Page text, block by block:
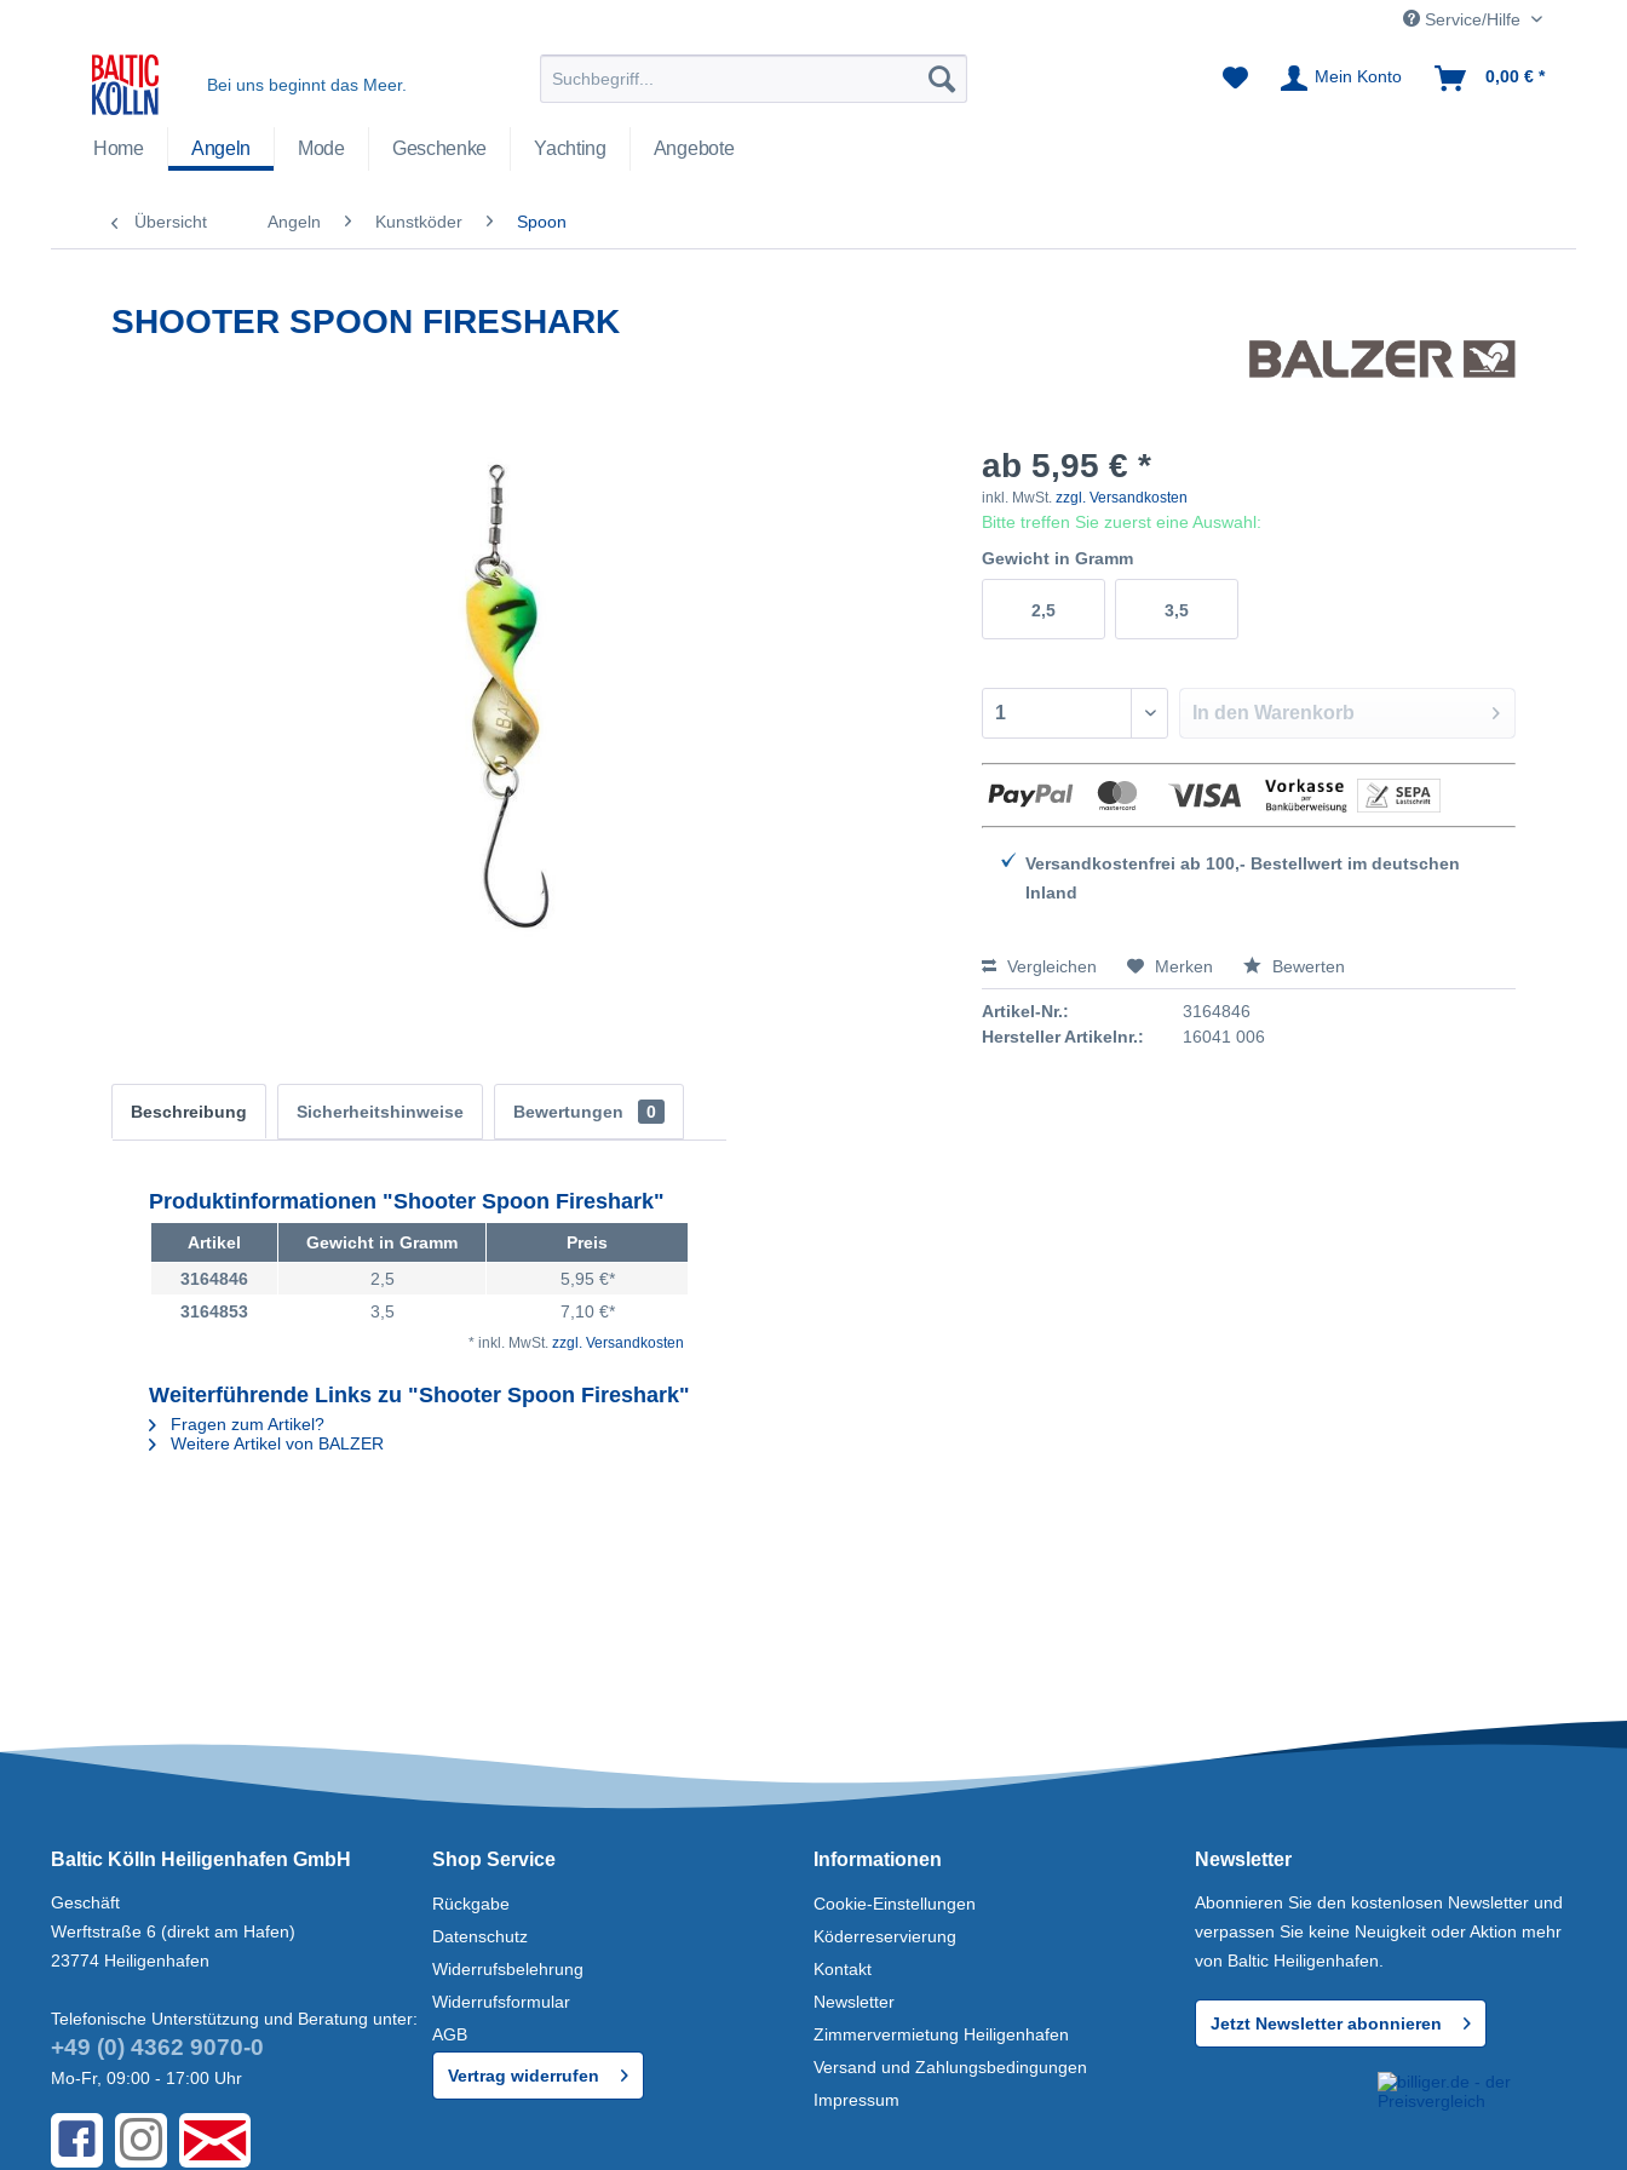
Service/Hilfe
Bei uns beginnt das Meer. Mein Konto 0,00 € *
Home Angeln Mode Geschenke Yachting Angebote
Übersicht Angeln Kunstköder Spoon
SHOOTER SPOON FIRESHARK
ab 5,95 € *
inkl. MwSt.zzgl. Versandkosten
Bitte treffen Sie zuerst eine Auswahl:
Gewicht in Gramm
2,5 3,5
In den Warenkorb
Versandkostenfrei ab 100,- Bestellwert im deutschen
Inland
Vergleichen Merken Bewerten
Artikel-Nr.:
3164846
Hersteller Artikelnr.:
16041 006
Beschreibung Sicherheitshinweise Bewertungen 0
Produktinformationen "Shooter Spoon Fireshark"
Artikel Gewicht in Gramm
Preis
3164846
2,5
5,95 €*
3164853
3,5 7,10 €*
* inkl. MwSt. zzgl. Versandkosten
Weiterführende Links zu "Shooter Spoon Fireshark"
Fragen zum Artikel?
Weitere Artikel von BALZER
Baltic Kölln Heiligenhafen GmbH
Geschäft
Werftstraße 6 (direkt am Hafen)
23774 Heiligenhafen
Telefonische Unterstützung und Beratung unter:
+49 (0) 4362 9070-0
Mo-Fr, 09:00 - 17:00 Uhr
Shop Service
Rückgabe
Datenschutz
Widerrufsbelehrung
Widerrufsformular
AGB
Vertrag widerrufen
Informationen
Cookie-Einstellungen
Köderreservierung
Kontakt
Newsletter
Zimmervermietung Heiligenhafen
Versand und Zahlungsbedingungen
Impressum
Newsletter
Abonnieren Sie den kostenlosen Newsletter und
verpassen Sie keine Neuigkeit oder Aktion mehr
von Baltic Heiligenhafen.
Jetzt Newsletter abonnieren